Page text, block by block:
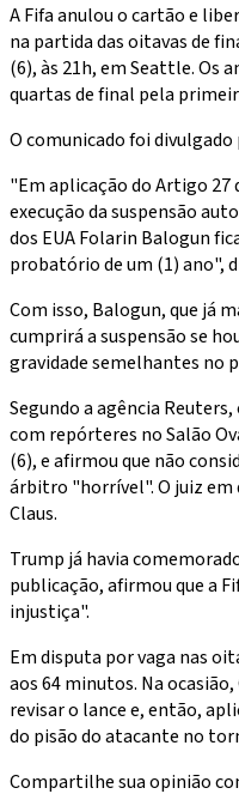
A Fifa anulou o cartão e
na partida das oitavas de
(6), às 21h, em Seattle. Os
quartas de final pela
O comunicado foi
"Em aplicação do Artigo 27
execução da suspensão
dos EUA Folarin Balogun
probatório de um (1) ano",
Com isso, Balogun, que já
cumprirá a suspensão se
gravidade semelhantes no
Segundo a agência
com repórteres no Salão
(6), e afirmou que não
árbitro "horrível". O juiz em
Claus.
Trump já havia
publicação, afirmou que a
injustiça".
Em disputa por vaga nas
aos 64 minutos. Na
revisar o lance e, então,
do pisão do atacante no
Compartilhe sua opinião